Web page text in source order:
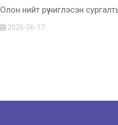
Олон нийт рүү чиглэсэн
2026-06-17